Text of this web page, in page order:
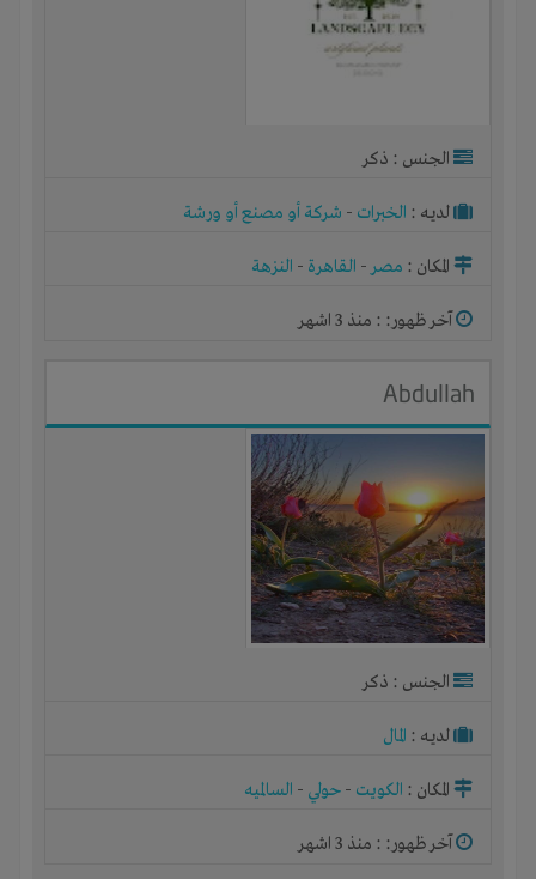
الجنس : ذكر
لديـه : الخبرات - شركة أو مصنع أو ورشة
المكان : مصر- القاهرة - النزهة
آخر ظهور: : منذ 3 اشهر
Abdullah
الجنس : ذكر
لديـه : المال
المكان : الكويت - حولي - السالميه
آخر ظهور: : منذ 3 اشهر